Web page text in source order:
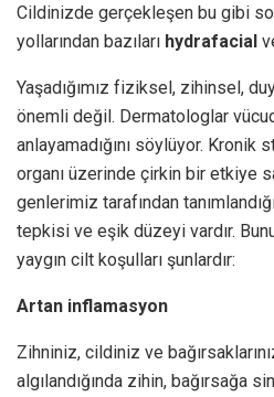
Cildinizde gerçekleşen bu gibi
yollarından bazıları hydrafacial
Yaşadığımız fiziksel, zihinsel,
önemli değil. Dermatologlar
anlayamadığını söylüyor. Kronik
organı üzerinde çirkin bir etkiye
genlerimiz tarafından
tepkisi ve eşik düzeyi vardır.
yaygın cilt koşulları şunlardır:
Artan inflamasyon
Zihniniz, cildiniz ve
algılandığında zihin, bağırsağa